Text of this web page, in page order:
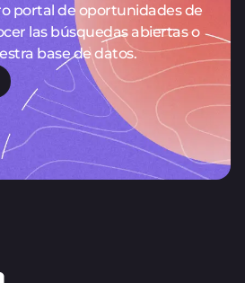
portal de oportunidades de
las búsquedas abiertas o
base de datos.